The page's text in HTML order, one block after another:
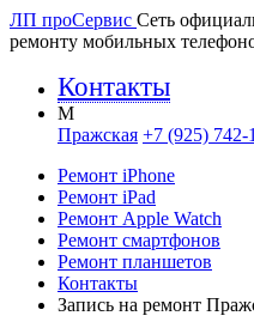
ЛП проСервис Сеть
ремонту мобильных
Контакты
M
Пражская +7 (925) 742-
Ремонт iPhone
Ремонт iPad
Ремонт Apple Watch
Ремонт смартфонов
Ремонт планшетов
Контакты
Запись на ремонт